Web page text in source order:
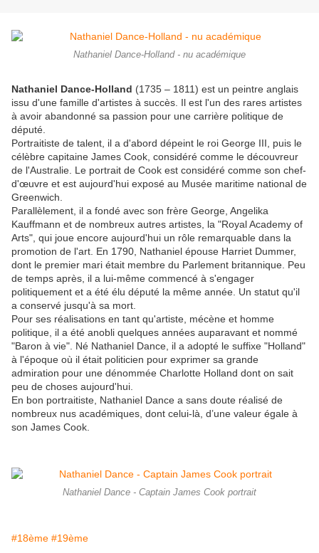
Nathaniel Dance-Holland - nu académique
Nathaniel Dance-Holland (1735 – 1811) est un peintre anglais
issu d'une famille d'artistes à succès. Il est l'un des rares artistes
à avoir abandonné sa passion pour une carrière politique de
député.
Portraitiste de talent, il a d'abord dépeint le roi George III, puis le
célèbre capitaine James Cook, considéré comme le découvreur
de l'Australie. Le portrait de Cook est considéré comme son chef-
d'œuvre et est aujourd'hui exposé au Musée maritime national de
Greenwich.
Parallèlement, il a fondé avec son frère George, Angelika
Kauffmann et de nombreux autres artistes, la "Royal Academy of
Arts", qui joue encore aujourd'hui un rôle remarquable dans la
promotion de l'art. En 1790, Nathaniel épouse Harriet Dummer,
dont le premier mari était membre du Parlement britannique. Peu
de temps après, il a lui-même commencé à s'engager
politiquement et a été élu député la même année. Un statut qu'il
a conservé jusqu'à sa mort.
Pour ses réalisations en tant qu'artiste, mécène et homme
politique, il a été anobli quelques années auparavant et nommé
"Baron à vie". Né Nathaniel Dance, il a adopté le suffixe "Holland"
à l'époque où il était politicien pour exprimer sa grande
admiration pour une dénommée Charlotte Holland dont on sait
peu de choses aujourd'hui.
En bon portraitiste, Nathaniel Dance a sans doute réalisé de
nombreux nus académiques, dont celui-là, d’une valeur égale à
son James Cook.
Nathaniel Dance - Captain James Cook portrait
#18ème #19ème